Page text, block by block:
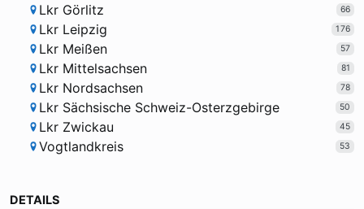
Lkr Görlitz 66
Lkr Leipzig 176
Lkr Meißen 57
Lkr Mittelsachsen 81
Lkr Nordsachsen 78
Lkr Sächsische Schweiz-Osterzgebirge 50
Lkr Zwickau 45
Vogtlandkreis 53
DETAILS